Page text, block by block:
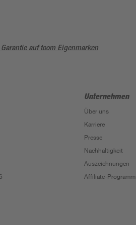
auf toom Eigenmarken
Unternehmen
Über uns
Karriere
Presse
Nachhaltigkeit
Auszeichnungen
Affiliate-Programm